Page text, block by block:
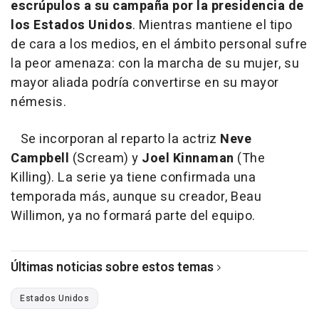
escrúpulos a su campaña por la presidencia de
los Estados Unidos. Mientras mantiene el tipo
de cara a los medios, en el ámbito personal sufre
la peor amenaza: con la marcha de su mujer, su
mayor aliada podría convertirse en su mayor
némesis.
Se incorporan al reparto la actriz Neve
Campbell (Scream) y Joel Kinnaman (The
Killing). La serie ya tiene confirmada una
temporada más, aunque su creador, Beau
Willimon, ya no formará parte del equipo.
Últimas noticias sobre estos temas
Estados Unidos